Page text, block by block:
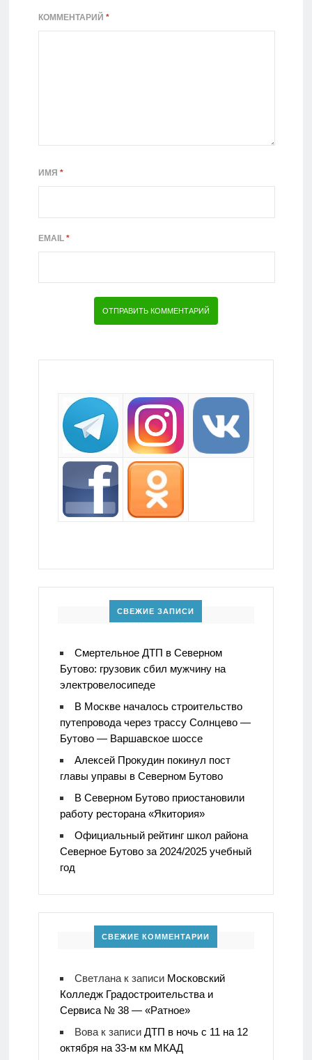
КОММЕНТАРИЙ *
ИМЯ *
EMAIL *
СВЕЖИЕ ЗАПИСИ
Смертельное ДТП в Северном
Бутово: грузовик сбил мужчину на
электровелосипеде
В Москве началось строительство
путепровода через трассу Солнцево —
Бутово — Варшавское шоссе
Алексей Прокудин покинул пост
главы управы в Северном Бутово
В Северном Бутово приостановили
работу ресторана «Якитория»
Официальный рейтинг школ района
Северное Бутово за 2024/2025 учебный
год
СВЕЖИЕ КОММЕНТАРИИ
Светланак записи Московский
Колледж Градостроительства и
Сервиса № 38 — «Ратное»
Вовак записи ДТП в ночь с 11 на 12
октября на 33-м км МКАД